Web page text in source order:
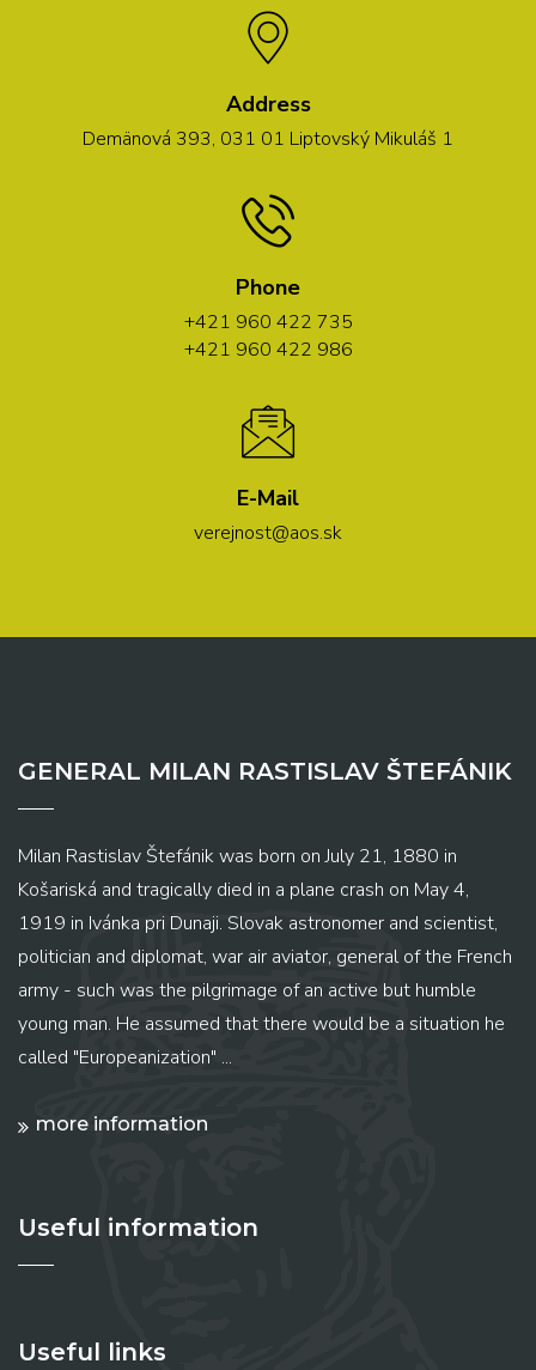
Address
Demänová 393, 031 01 Liptovský Mikuláš 1
Phone
+421 960 422 735
+421 960 422 986
E-Mail
verejnost@aos.sk
GENERAL MILAN RASTISLAV ŠTEFÁNIK
Milan Rastislav Štefánik was born on July 21, 1880 in
Košariská and tragically died in a plane crash on May 4,
1919 in Ivánka pri Dunaji. Slovak astronomer and scientist,
politician and diplomat, war air aviator, general of the French
army - such was the pilgrimage of an active but humble
young man. He assumed that there would be a situation he
called "Europeanization" ...
more information
Useful information
Useful links